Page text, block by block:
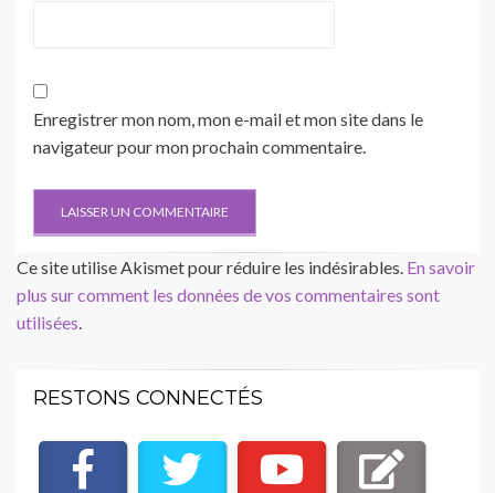
Enregistrer mon nom, mon e-mail et mon site dans le
navigateur pour mon prochain commentaire.
Ce site utilise Akismet pour réduire les indésirables. En savoir
plus sur comment les données de vos commentaires sont
utilisées.
RESTONS CONNECTÉS